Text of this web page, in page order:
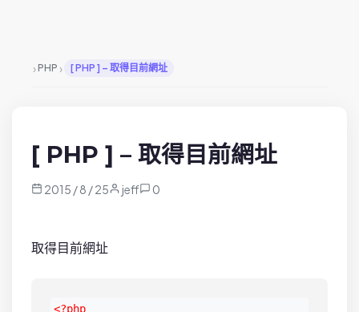
›PHP › [ PHP ] – 取得目前網址
[ PHP ] – 取得目前網址
2015 / 8 / 25 jeff 0
取得目前網址
<?php